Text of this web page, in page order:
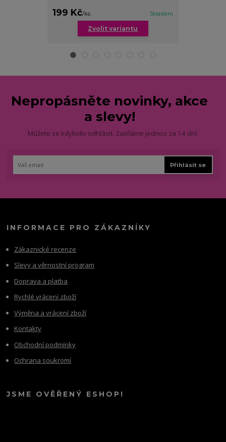
199 Kč/ks Skladem
Zvolit variantu
Nepropásněte novinky, akce
a slevy!
Můžete se kdykoliv odhlásit. Zasíláme jednou za 14 dní.
Přihlásit se
INFORMACE PRO ZÁKAZNÍKY
Zákaznické recenze
Slevy a věrnostní program
Doprava a platba
Rychlé vrácení zboží
Výměna a vrácení zboží
Kontakty
Obchodní podmínky
Ochrana soukromí
JSME OVĚŘENÝ ESHOP!